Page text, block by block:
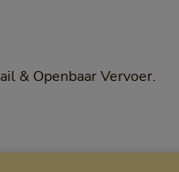
& Openbaar Vervoer.